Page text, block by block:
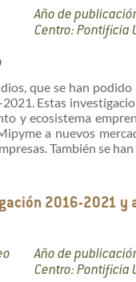
Año de
Centro: Pontificia
que se han
Estas
y ecosistema
a nuevos
También se
2016-2021 y
Año de
Centro: Pontificia